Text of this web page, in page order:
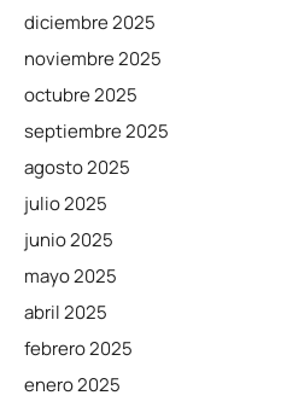
diciembre 2025
noviembre 2025
octubre 2025
septiembre 2025
agosto 2025
julio 2025
junio 2025
mayo 2025
abril 2025
febrero 2025
enero 2025